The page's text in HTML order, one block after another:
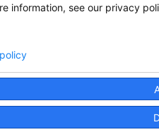
information, see our privacy